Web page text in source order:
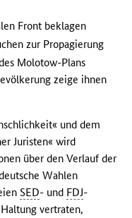
Front beklagen
zur Propagierung
Molotow-Plans
zeige ihnen
und dem
Juristen« wird
über den Verlauf der
Wahlen
SED- und FDJ-
vertraten,